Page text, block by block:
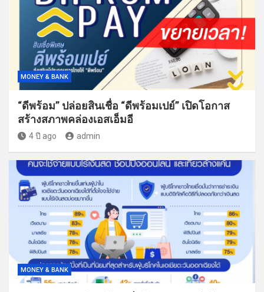
MONEY & BANK
“ดีพร้อม” ปล่อยสินเชื่อ “ดีพร้อมเปย์” เปิดโอกาส
สร้างสภาพคล่องเอสเอ็มอี
4 ปี ago admin
MONEY & BANK